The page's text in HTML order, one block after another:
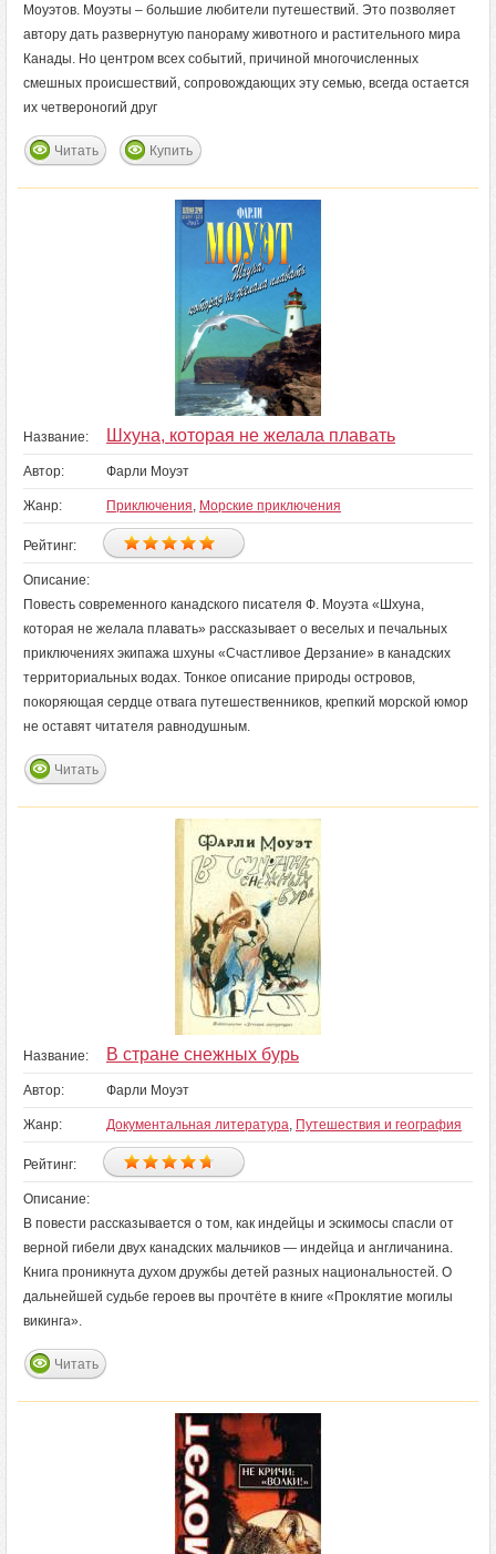
Моуэтов. Моуэты – большие любители путешествий. Это позволяет
автору дать развернутую панораму животного и растительного мира
Канады. Но центром всех событий, причиной многочисленных
смешных происшествий, сопровождающих эту семью, всегда остается
их четвероногий друг
Читать Купить
Название: Шхуна, которая не желала плавать
Автор: Фарли Моуэт
Жанр: Приключения, Морские приключения
Рейтинг:
Описание:
Повесть современного канадского писателя Ф. Моуэта «Шхуна,
которая не желала плавать» рассказывает о веселых и печальных
приключениях экипажа шхуны «Счастливое Дерзание» в канадских
территориальных водах. Тонкое описание природы островов,
покоряющая сердце отвага путешественников, крепкий морской юмор
не оставят читателя равнодушным.
Читать
Название: В стране снежных бурь
Автор: Фарли Моуэт
Жанр: Документальная литература, Путешествия и география
Рейтинг:
Описание:
В повести рассказывается о том, как индейцы и эскимосы спасли от
верной гибели двух канадских мальчиков — индейца и англичанина.
Книга проникнута духом дружбы детей разных национальностей. О
дальнейшей судьбе героев вы прочтёте в книге «Проклятие могилы
викинга».
Читать